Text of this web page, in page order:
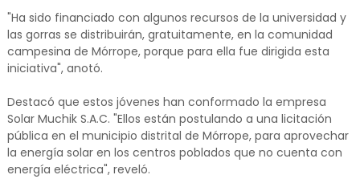
"Ha sido financiado con algunos recursos de la universidad y
las gorras se distribuirán, gratuitamente, en la comunidad
campesina de Mórrope, porque para ella fue dirigida esta
iniciativa", anotó.
Destacó que estos jóvenes han conformado la empresa
Solar Muchik S.A.C. "Ellos están postulando a una licitación
pública en el municipio distrital de Mórrope, para aprovechar
la energía solar en los centros poblados que no cuenta con
energía eléctrica", reveló.